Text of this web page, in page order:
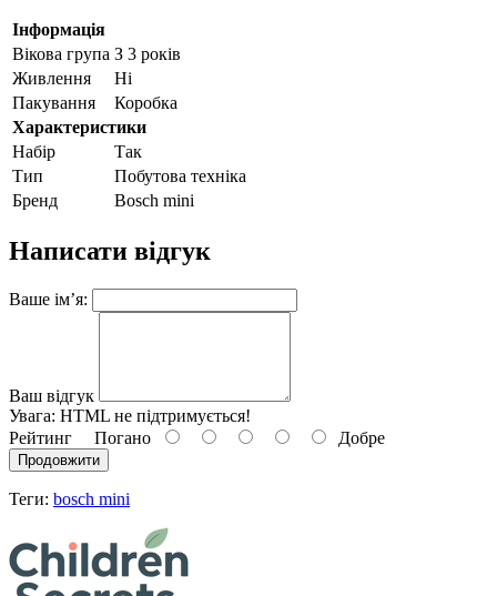
Інформація
Вікова група З 3 років
Живлення
Ні
Пакування
Коробка
Характеристики
Набір
Так
Тип
Побутова техніка
Бренд
Bosch mini
Написати відгук
Ваше ім’я:
Ваш відгук
Увага: HTML не підтримується!
Рейтинг Погано Добре
Продовжити
Теги: bosch mini